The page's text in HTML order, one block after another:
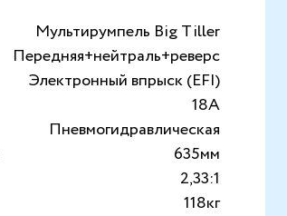
Мультирумпель Big Tiller
Передняя+нейтраль+реверс
Электронный впрыск (EFI)
18А
Пневмогидравлическая
635мм
2,33:1
118кг